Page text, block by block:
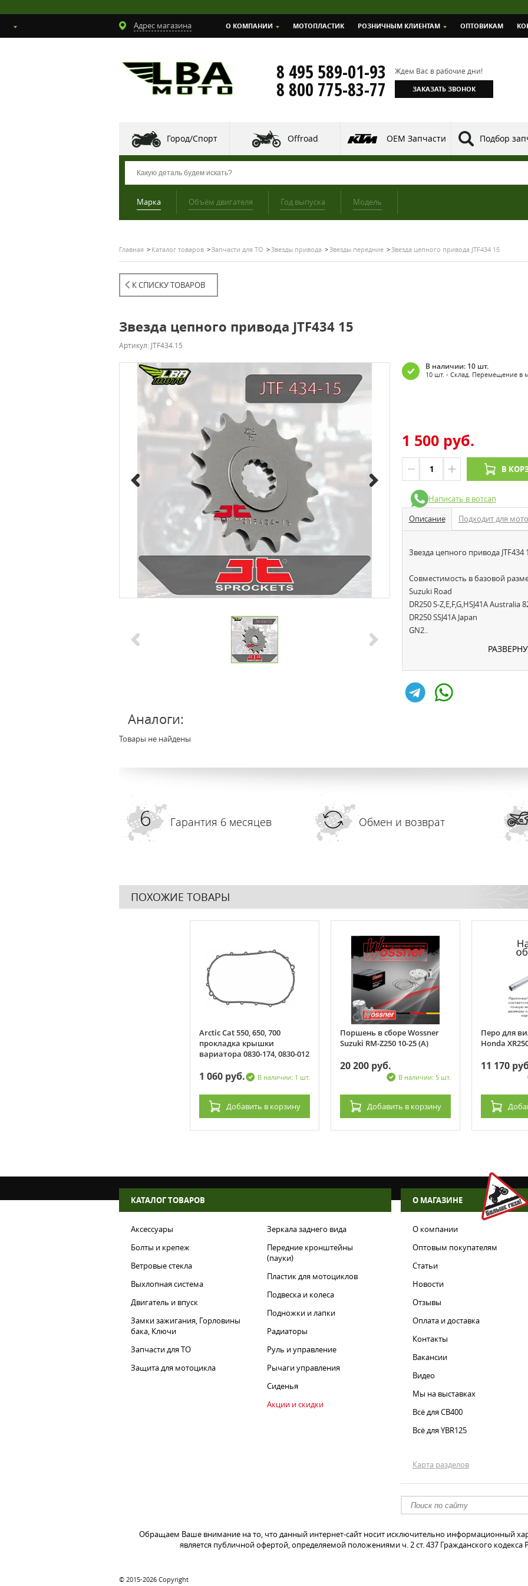
Адрес магазина О КОМПАНИИ МОТОПЛАСТИК РОЗНИЧНЫМ КЛИЕНТАМ ОПТОВИКАМ
8 495 589-01-93
8 800 775-83-77
Ждем Вас в рабочие дни!
ЗАКАЗАТЬ ЗВОНОК
Город/Спорт Offroad OEM Запчасти Подбор
Марка Объём двигателя Год выпуска Модель
Главная Каталог товаров Запчасти для ТО Звезды привода Звезды передние Звезда цепного привода JTF434 15
К СПИСКУ ТОВАРОВ
Звезда цепного привода JTF434 15
Артикул: JTF434.15
В наличии: 10 шт.
10 шт. - Склад. Перемещение в
1 500 руб.
В
Написать в вотсап
Описание
Звезда цепного привода JTF434
Совместимость в базовой
Suzuki Road
DR250 S-Z,E,F,G,HSJ41A Australia
DR250 SSJ41A Japan
GN2..
Подходит для
Аналоги:
Товары не найдены
Гарантия 6 месяцев Обмен и возврат
ПОХОЖИЕ ТОВАРЫ
Arctic Cat 550, 650, 700
прокладка крышки
вариатора 0830-174, 0830-012
1 060 руб. В наличии: 1 шт.
Добавить в корзину
Поршень в сборе Wossner
Suzuki RM-Z250 10-25 (A)
20 200 руб.
В наличии: 5 шт.
Добавить в корзину
Перо для
Honda
11 170
КАТАЛОГ ТОВАРОВ
Аксессуары
Болты и крепеж
Ветровые стекла
Выхлопная система
Двигатель и впуск
Замки зажигания, Горловины
бака, Ключи
Запчасти для ТО
Защита для мотоцикла
Зеркала заднего вида
Передние кронштейны
(пауки)
Пластик для мотоциклов
Подвеска и колеса
Подножки и лапки
Радиаторы
Руль и управление
Рычаги управления
Сиденья
Акции и скидки
О МАГАЗИНЕ
О компании
Оптовым покупателям
Статьи
Новости
Отзывы
Оплата и доставка
Контакты
Вакансии
Видео
Мы на выставках
Всё для CB400
Всё для YBR125
Карта разделов
Обращаем Ваше внимание на то, что данный интернет-сайт носит исключительно информационный
является публичной офертой, определяемой положениями ч. 2 ст. 437 Гражданского кодекса
© 2015-2026 Copyright